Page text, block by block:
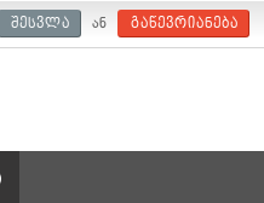
შესვლა ან გაწევრიანება